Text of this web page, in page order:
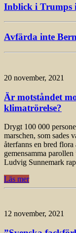
Inblick i Trumps
Avfärda inte
20 november, 2021
Är motståndet
klimatrörelse?
Drygt 100 000
marschen, som sades
återfanns en bred
gemensamma
Ludvig Sunnemark
Läs mer
12 november, 2021